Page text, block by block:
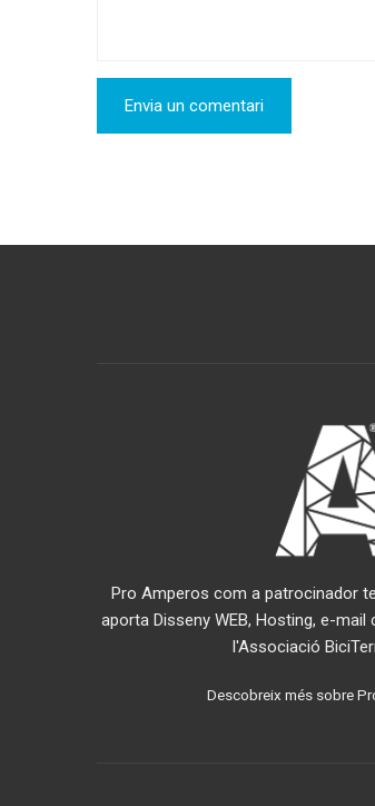
Pro Amperos com a patrocinador
aporta Disseny WEB, Hosting, e-mail
l'Associació
Descobreix més sobre